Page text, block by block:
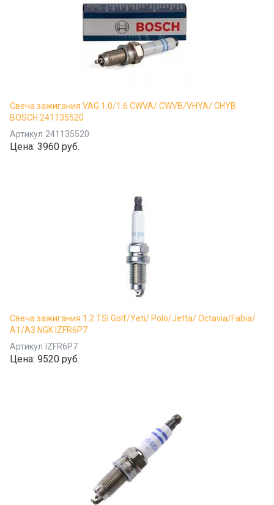
Свеча зажигания VAG 1.0/1.6 CWVA/ CWVB/VHYA/ CHYB
BOSCH 241135520
Артикул 241135520
Цена: 3960 руб.
Свеча зажигания 1.2 TSI Golf/Yeti/ Polo/Jetta/ Octavia/Fabia/
A1/A3 NGK IZFR6P7
Артикул IZFR6P7
Цена: 9520 руб.